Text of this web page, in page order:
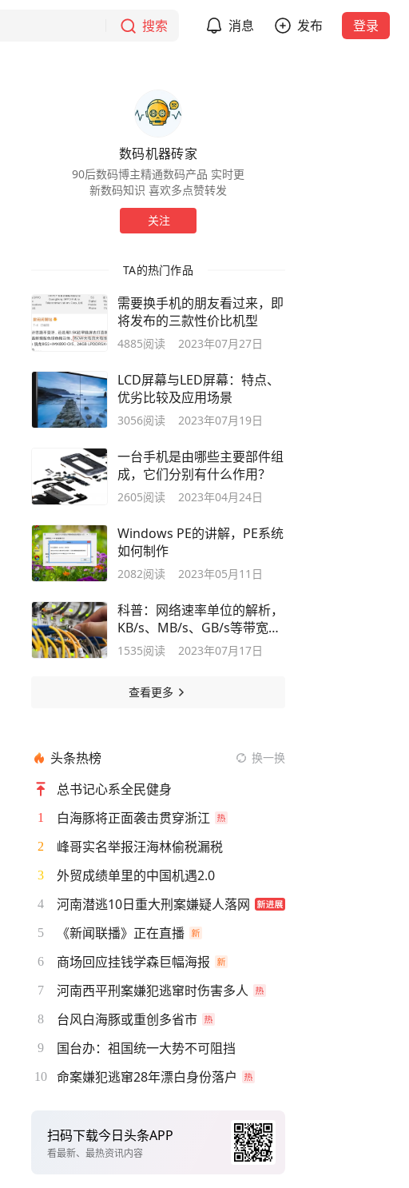
搜索 消息 发布 登录
数码机器砖家
90后数码博主精通数码产品 实时更
新数码知识 喜欢多点赞转发
关注
TA的热门作品
需要换手机的朋友看过来，即
将发布的三款性价比机型
4885阅读 2023年07月27日
LCD屏幕与LED屏幕：特点、
优劣比较及应用场景
3056阅读 2023年07月19日
一台手机是由哪些主要部件组
成，它们分别有什么作用？
2605阅读 2023年04月24日
Windows PE的讲解，PE系统
如何制作
2082阅读 2023年05月11日
科普：网络速率单位的解析，
KB/s、MB/s、GB/s等带宽单
位
1535阅读 2023年07月17日
查看更多
头条热榜 换一换
总书记心系全民健身
1 白海豚将正面袭击贯穿浙江
2 峰哥实名举报汪海林偷税漏税
3 外贸成绩单里的中国机遇2.0
4 河南潜逃10日重大刑案嫌疑人落网
5 《新闻联播》正在直播
6 商场回应挂钱学森巨幅海报
7 河南西平刑案嫌犯逃窜时伤害多人
8 台风白海豚或重创多省市
9 国台办：祖国统一大势不可阻挡
10 命案嫌犯逃窜28年漂白身份落户
扫码下载今日头条APP
看最新、最热资讯内容